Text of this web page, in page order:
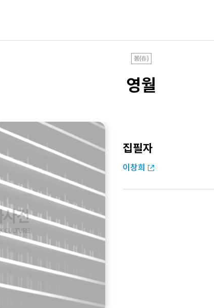
봄(春)
영월
집필자
이창희